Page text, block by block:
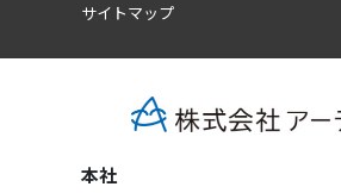
サイトマップ
本社